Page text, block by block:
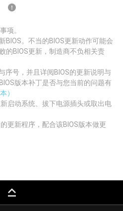
项。
BIOS。不当的BIOS更新动作可能会
的BIOS更新，制造商不负相关责
序号，并且详阅BIOS的更新说明与
版本补丁是否与您当前的问题有
）
启动系统、拔下电源插头或取出电
更新程序，配合该BIOS版本做更
keyboard_capslock